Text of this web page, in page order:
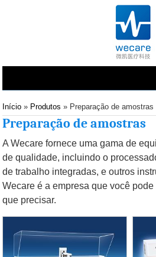
Início» Produtos » Preparação de amostras
Preparação de amostras
A Wecare fornece uma gama de
de qualidade, incluindo o
de trabalho integradas, e outros
Wecare é a empresa que você
que precisar.